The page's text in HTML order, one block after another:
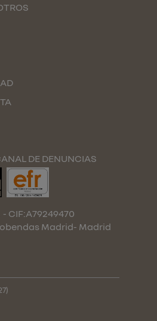
DE DENUNCIAS
- CIF:A79249470
Madrid- Madrid